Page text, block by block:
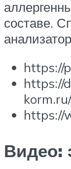
составе.
https://
https://
https://
Видео: